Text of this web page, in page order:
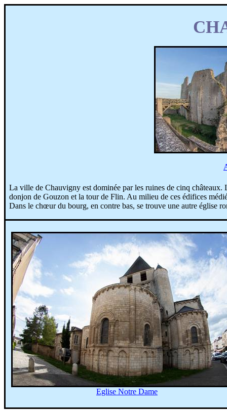
La ville de Chauvigny est dominée par les ruines de cinq
donjon deGouzon et la tour deFlin. Au milieu de ces édifices
Dans le chœur du bourg, en contre bas, se trouve une autre église
Eglise Notre Dame